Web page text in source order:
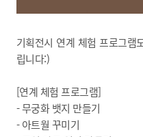
기획전시 연계 체험 프로그램
립니다:)
[연계 체험 프로그램]
- 무궁화 뱃지 만들기
- 아트월 꾸미기